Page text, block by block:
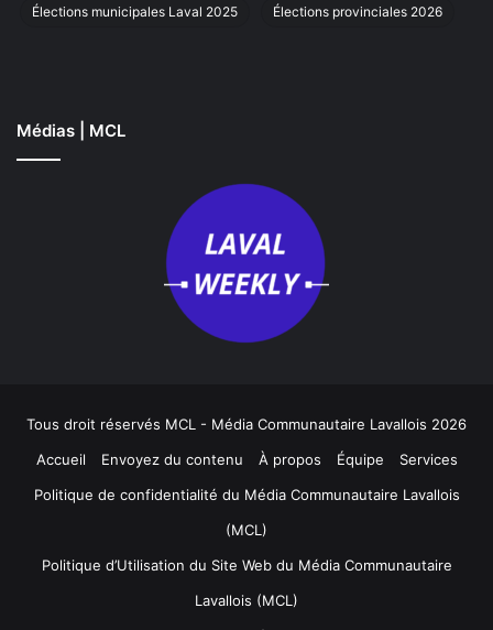
Élections municipales Laval 2025 Élections provinciales 2026
Médias | MCL
Tous droit réservés MCL - Média Communautaire Lavallois 2026
Accueil
Envoyez du contenu À propos Équipe
Services
Politique de confidentialité du Média Communautaire Lavallois
(MCL)
Politique d’Utilisation du Site Web du Média Communautaire
Lavallois (MCL)